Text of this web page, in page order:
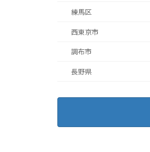
練馬区
西東京市
調布市
長野県